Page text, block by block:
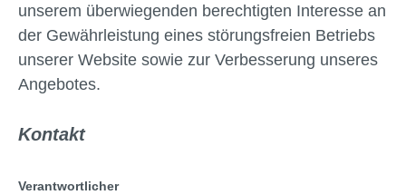
unserem überwiegenden berechtigten Interesse an
der Gewährleistung eines störungsfreien Betriebs
unserer Website sowie zur Verbesserung unseres
Angebotes.
Kontakt
Verantwortlicher